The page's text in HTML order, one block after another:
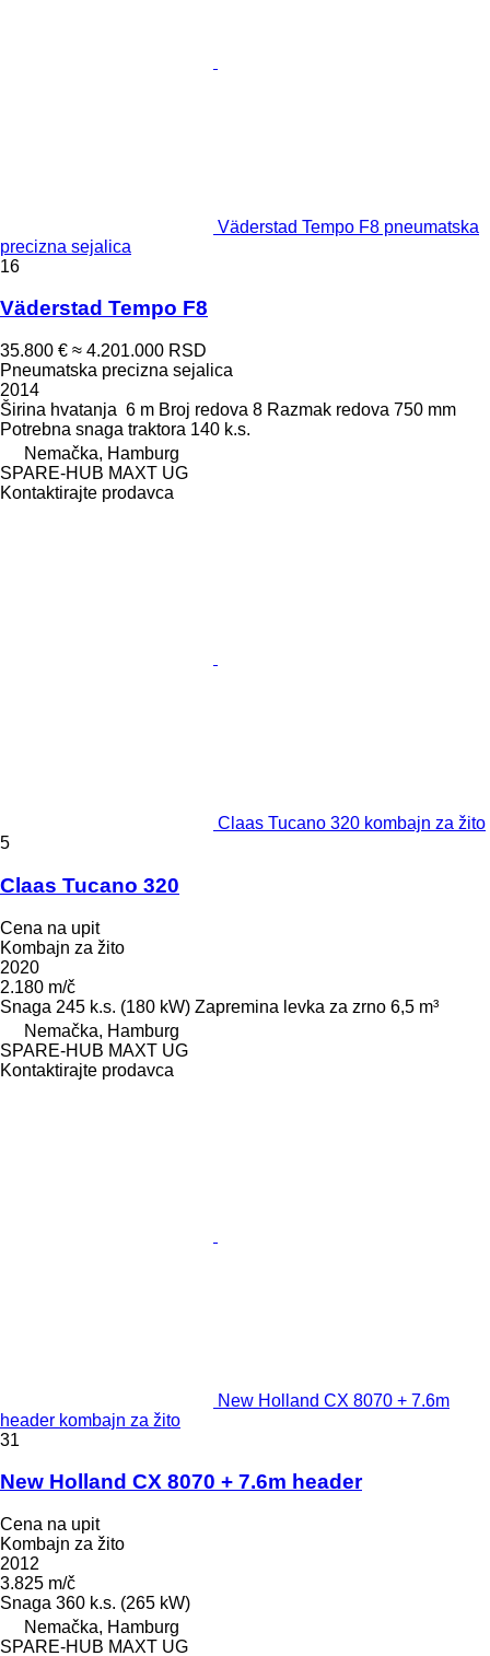
Väderstad Tempo F8 pneumatska
precizna sejalica
16
Väderstad Tempo F8
35.800 € ≈ 4.201.000 RSD
Pneumatska precizna sejalica
2014
Širina hvatanja 6 m Broj redova 8 Razmak redova 750 mm
Potrebna snaga traktora 140 k.s.
Nemačka, Hamburg
SPARE-HUB MAXT UG
Kontaktirajte prodavca
Claas Tucano 320 kombajn za žito
5
Claas Tucano 320
Cena na upit
Kombajn za žito
2020
2.180 m/č
Snaga 245 k.s. (180 kW) Zapremina levka za zrno 6,5 m³
Nemačka, Hamburg
SPARE-HUB MAXT UG
Kontaktirajte prodavca
New Holland CX 8070 + 7.6m
header kombajn za žito
31
New Holland CX 8070 + 7.6m header
Cena na upit
Kombajn za žito
2012
3.825 m/č
Snaga 360 k.s. (265 kW)
Nemačka, Hamburg
SPARE-HUB MAXT UG